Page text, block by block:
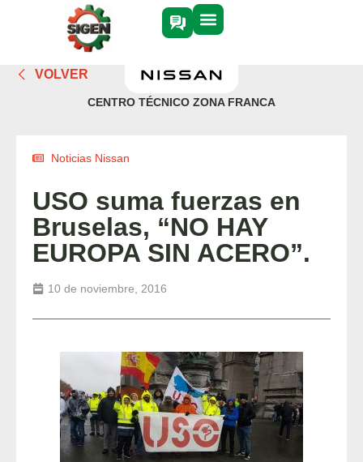
VOLVER
CENTRO TÉCNICO ZONA FRANCA
Noticias Nissan
USO suma fuerzas en
Bruselas, “NO HAY
EUROPA SIN ACERO”.
10 de noviembre, 2016